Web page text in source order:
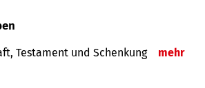
Testament und Schenkung mehr